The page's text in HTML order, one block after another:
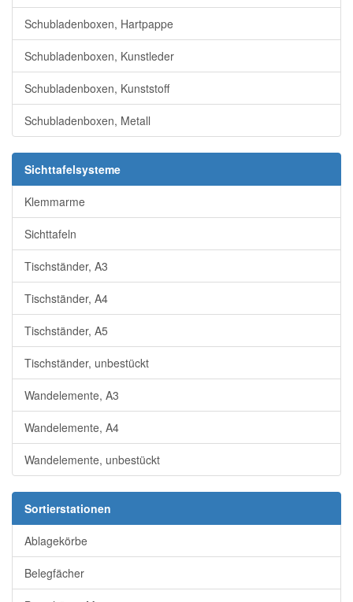
Schubladenboxen, Hartpappe
Schubladenboxen, Kunstleder
Schubladenboxen, Kunststoff
Schubladenboxen, Metall
Sichttafelsysteme
Klemmarme
Sichttafeln
Tischständer, A3
Tischständer, A4
Tischständer, A5
Tischständer, unbestückt
Wandelemente, A3
Wandelemente, A4
Wandelemente, unbestückt
Sortierstationen
Ablagekörbe
Belegfächer